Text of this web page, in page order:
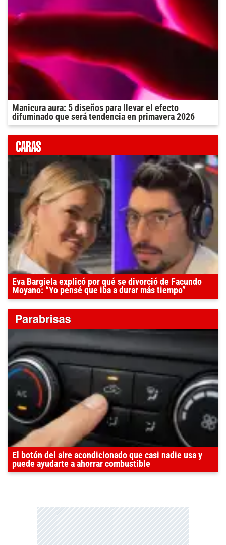
Manicura aura: 5 diseños para llevar el efecto
difuminado que será tendencia en primavera 2026
Eva Bargiela explicó por qué se divorció de Facundo
Moyano: “Yo pensé que iba a durar más tiempo”
El botón del aire acondicionado que casi nadie usa y
puede ayudarte a ahorrar combustible